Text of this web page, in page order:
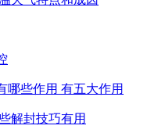
哪些作用 有五大作用
解封技巧有用